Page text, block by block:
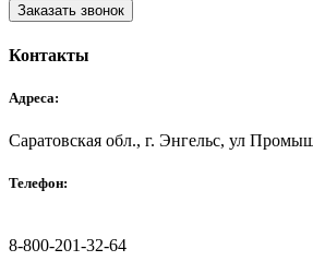
Заказать звонок
Контакты
Адреса:
Саратовская обл., г. Энгельс, ул
Телефон:
8-800-201-32-64